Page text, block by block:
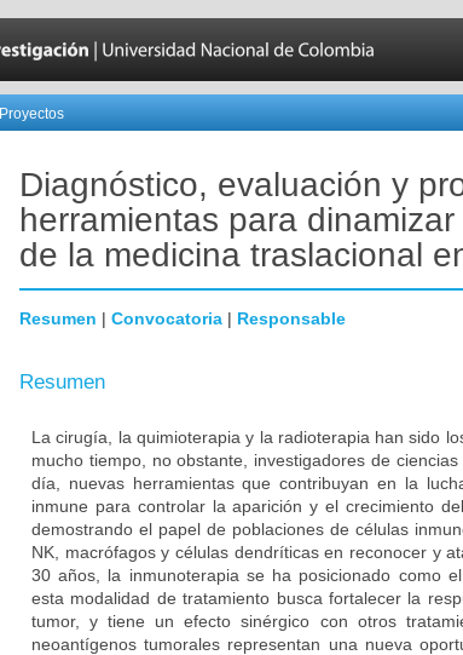
Proyectos
Diagnóstico, evaluación y
herramientas para
de la medicina traslacional
Resumen | Convocatoria | Responsable
Resumen
La cirugía, la quimioterapia y la radioterapia han sido
mucho tiempo, no obstante, investigadores de
día, nuevas herramientas que contribuyan en la
inmune para controlar la aparición y el crecimiento
demostrando el papel de poblaciones de células
NK, macrófagos y células dendríticas en reconocer y
30 años, la inmunoterapia se ha posicionado como
esta modalidad de tratamiento busca fortalecer la
tumor, y tiene un efecto sinérgico con otros
neoantígenos tumorales representan una nueva